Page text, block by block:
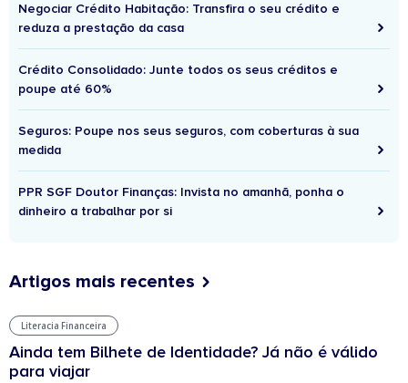
Negociar Crédito Habitação: Transfira o seu crédito e
reduza a prestação da casa
Crédito Consolidado: Junte todos os seus créditos e
poupe até 60%
Seguros: Poupe nos seus seguros, com coberturas à sua
medida
PPR SGF Doutor Finanças: Invista no amanhã, ponha o
dinheiro a trabalhar por si
Artigos mais recentes
Literacia Financeira
Ainda tem Bilhete de Identidade? Já não é válido
para viajar